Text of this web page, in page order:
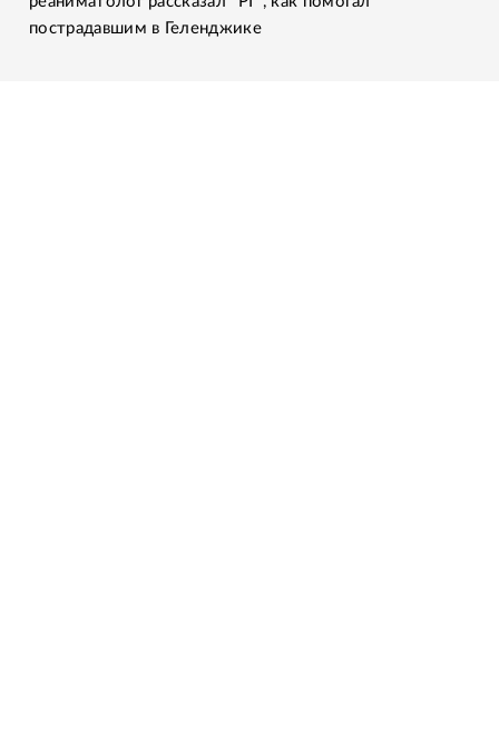
пострадавшим в Геленджике